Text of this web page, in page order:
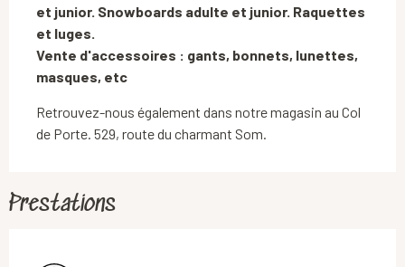
et junior. Snowboards adulte et junior. Raquettes
et luges.
Vente d'accessoires : gants, bonnets, lunettes,
masques, etc
Retrouvez-nous également dans notre magasin au Col
de Porte. 529, route du charmant Som.
Prestations